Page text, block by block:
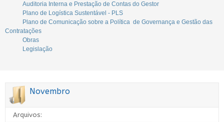
Auditoria Interna e Prestação de Contas do Gestor
Plano de Logística Sustentável - PLS
Plano de Comunicação sobre a Política de Governança e Gestão das
Contratações
Obras
Legislação
Novembro
Arquivos: